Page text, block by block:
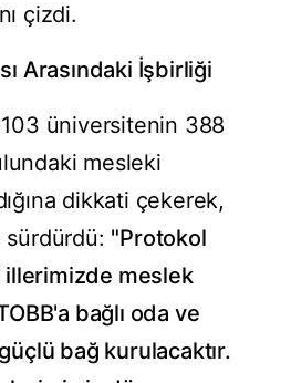
çizdi.
Arasındaki İşbirliği
üniversitenin 388
mesleki
dikkati çekerek,
sürdürdü: "Protokol
illerimizde meslek
bağlı oda ve
bağ kurulacaktır.